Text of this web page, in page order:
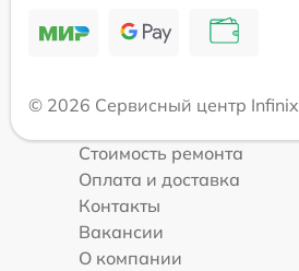
© 2026 Сервисный центр Infinix
Стоимость ремонта
Оплата и доставка
Контакты
Вакансии
О компании